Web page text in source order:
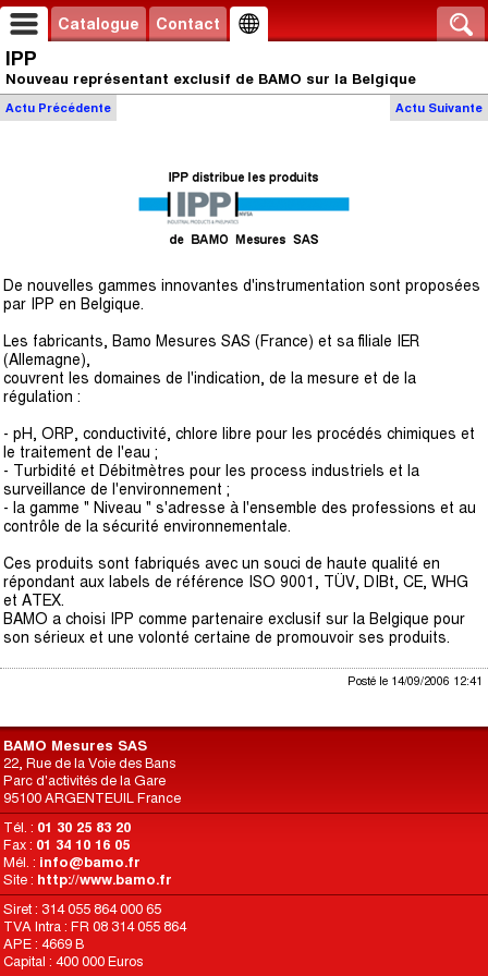
Catalogue Contact
IPP
Nouveau représentant exclusif de BAMO sur la Belgique
Actu Suivante
Actu Précédente
De nouvelles gammes innovantes d'instrumentation sont proposées
par IPP en Belgique.
Les fabricants, Bamo Mesures SAS (France) et sa filiale IER
(Allemagne),
couvrent les domaines de l'indication, de la mesure et de la
régulation :
- pH, ORP, conductivité, chlore libre pour les procédés chimiques et
le traitement de l'eau ;
- Turbidité et Débitmètres pour les process industriels et la
surveillance de l'environnement ;
- la gamme " Niveau " s'adresse à l'ensemble des professions et au
contrôle de la sécurité environnementale.
Ces produits sont fabriqués avec un souci de haute qualité en
répondant aux labels de référence ISO 9001, TÜV, DIBt, CE, WHG
et ATEX.
BAMO a choisi IPP comme partenaire exclusif sur la Belgique pour
son sérieux et une volonté certaine de promouvoir ses produits.
Posté le 14/09/2006 12:41
BAMO Mesures SAS
22, Rue de la Voie des Bans
Parc d'activités de la Gare
95100 ARGENTEUIL France
Tél. : 01 30 25 83 20
Fax : 01 34 10 16 05
Mél. : info@bamo.fr
Site : http://www.bamo.fr
Siret : 314 055 864 000 65
TVA Intra : FR 08 314 055 864
APE : 4669 B
Capital : 400 000 Euros